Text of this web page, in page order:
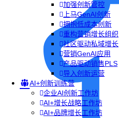
加强创新管控
上马GenAI创新
拥抱低成本创新
重构营销增长组织
社区驱动私域增长
营销GenAI应用
产品驱动销售PLS
导入创新运营
AI+创新训练营
企业AI创新工作坊
AI+增长战略工作坊
AI+品牌增长工作坊